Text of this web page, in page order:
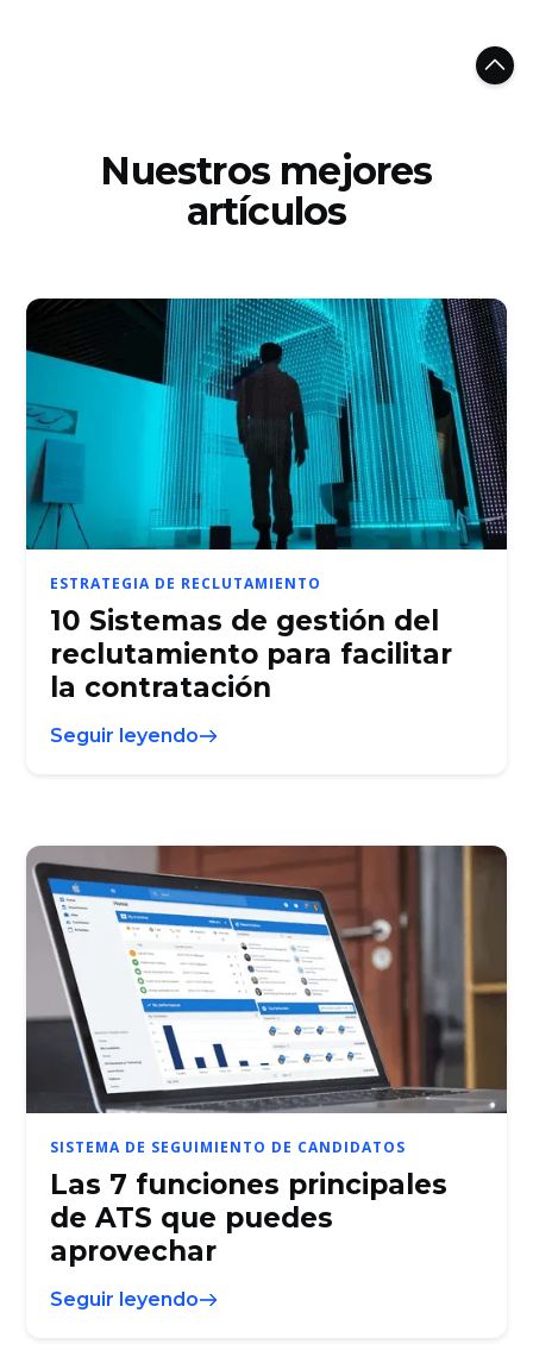
Nuestros mejores
artículos
ESTRATEGIA DE RECLUTAMIENTO
10 Sistemas de gestión del
reclutamiento para facilitar
la contratación
Seguir leyendo
SISTEMA DE SEGUIMIENTO DE CANDIDATOS
Las 7 funciones principales
de ATS que puedes
aprovechar
Seguir leyendo